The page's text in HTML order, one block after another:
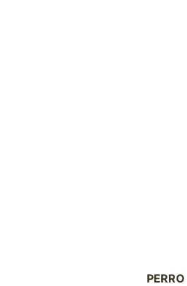
PERRO